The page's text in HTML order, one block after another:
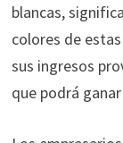
blancas,
colores de
sus ingresos
que podrá